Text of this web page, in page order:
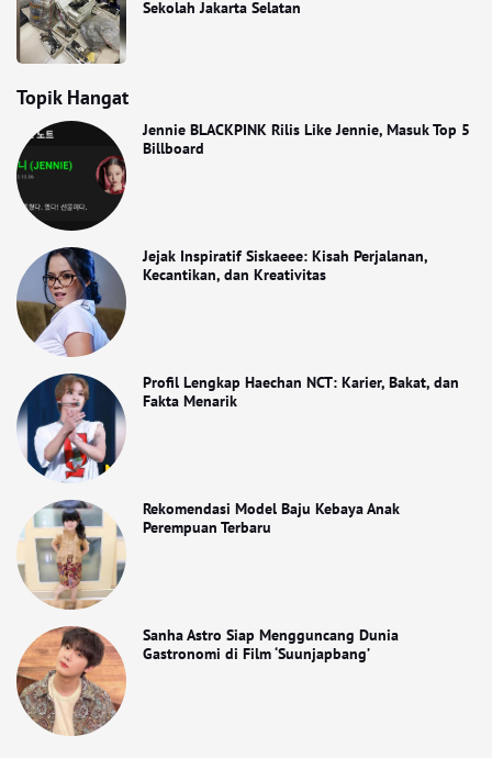
Sekolah Jakarta Selatan
Topik Hangat
Jennie BLACKPINK Rilis Like Jennie, Masuk Top 5
Billboard
Jejak Inspiratif Siskaeee: Kisah Perjalanan,
Kecantikan, dan Kreativitas
Profil Lengkap Haechan NCT: Karier, Bakat, dan
Fakta Menarik
Rekomendasi Model Baju Kebaya Anak
Perempuan Terbaru
Sanha Astro Siap Mengguncang Dunia
Gastronomi di Film ‘Suunjapbang’